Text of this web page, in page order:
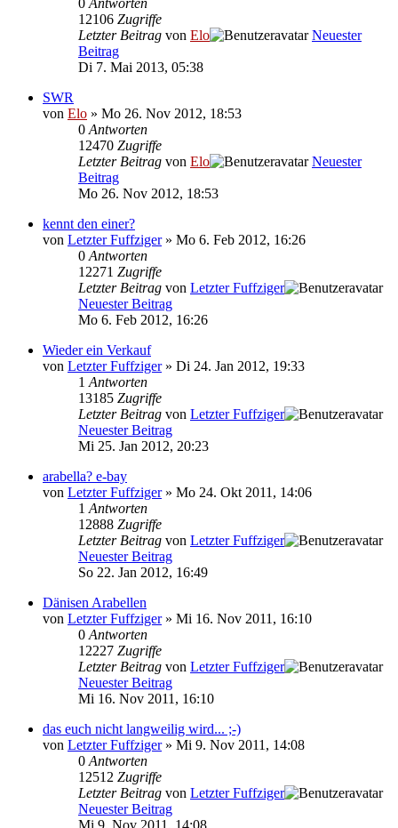
0 Antworten
12106 Zugriffe
Letzter Beitrag von Elo
Neuester
Beitrag
Di 7. Mai 2013, 05:38
SWR
von Elo » Mo 26. Nov 2012, 18:53
0 Antworten
12470 Zugriffe
Letzter Beitrag von Elo
Neuester
Beitrag
Mo 26. Nov 2012, 18:53
kennt den einer?
von Letzter Fuffziger» Mo 6. Feb 2012, 16:26
0 Antworten
12271 Zugriffe
Letzter Beitrag von Letzter Fuffziger
Neuester Beitrag
Mo 6. Feb 2012, 16:26
Wieder ein Verkauf
von Letzter Fuffziger» Di 24. Jan 2012, 19:33
1 Antworten
13185 Zugriffe
Letzter Beitrag von Letzter Fuffziger
Neuester Beitrag
Mi 25. Jan 2012, 20:23
arabella? e-bay
von Letzter Fuffziger» Mo 24. Okt 2011, 14:06
1 Antworten
12888 Zugriffe
Letzter Beitrag von Letzter Fuffziger
Neuester Beitrag
So 22. Jan 2012, 16:49
Dänisen Arabellen
von Letzter Fuffziger» Mi 16. Nov 2011, 16:10
0 Antworten
12227 Zugriffe
Letzter Beitrag von Letzter Fuffziger
Neuester Beitrag
Mi 16. Nov 2011, 16:10
das euch nicht langweilig wird... ;-)
von Letzter Fuffziger» Mi 9. Nov 2011, 14:08
0 Antworten
12512 Zugriffe
Letzter Beitrag von Letzter Fuffziger
Neuester Beitrag